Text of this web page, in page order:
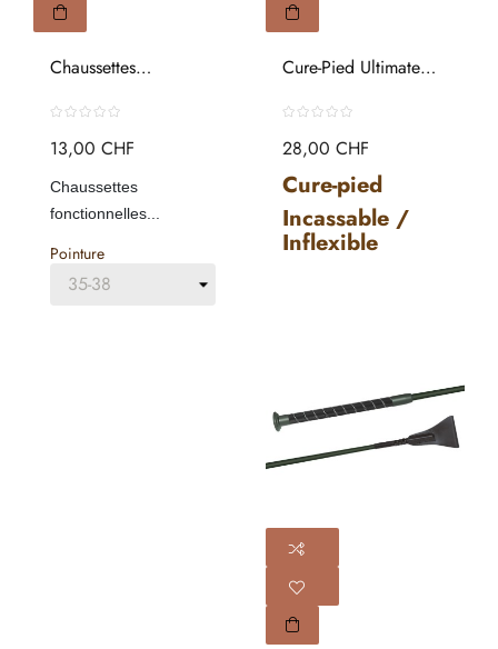
Chaussettes
13,00 CHF
Chaussettes
fonctionnelles...
Pointure
Cure-Pied Ultimate
28,00 CHF
Cure-pied
Incassable /
Inflexible